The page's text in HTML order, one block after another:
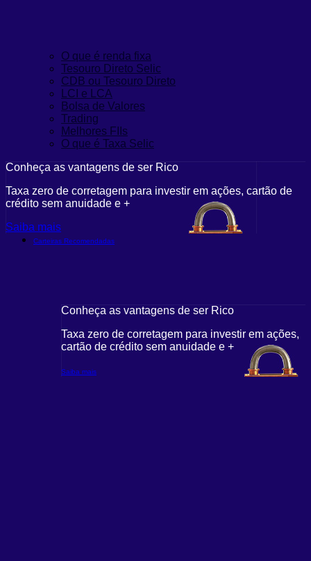
O que é renda fixa
Tesouro Direto Selic
CDB ou Tesouro Direto
LCI e LCA
Bolsa de Valores
Trading
Melhores FIIs
O que é Taxa Selic
Conheça as vantagens de ser Rico
Taxa zero de corretagem para investir em ações, cartão de
crédito sem anuidade e +
Saiba mais
Carteiras Recomendadas
Conheça as vantagens de ser Rico
Taxa zero de corretagem para investir em ações,
cartão de crédito sem anuidade e +
Saiba mais